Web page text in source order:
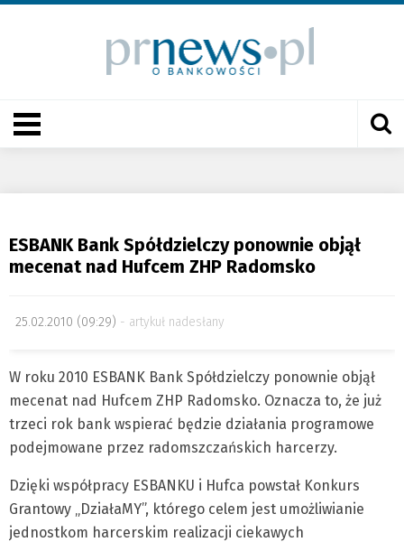
ESBANK Bank Spółdzielczy ponownie objął
mecenat nad Hufcem ZHP Radomsko
25.02.2010 (09:29) artykuł nadesłany
W roku 2010 ESBANK Bank Spółdzielczy ponownie objął
mecenat nad Hufcem ZHP Radomsko. Oznacza to, że już
trzeci rok bank wspierać będzie działania programowe
podejmowane przez radomszczańskich harcerzy.
Dzięki współpracy ESBANKU i Hufca powstał Konkurs
Grantowy „DziałaMY”, którego celem jest umożliwianie
jednostkom harcerskim realizacji ciekawych